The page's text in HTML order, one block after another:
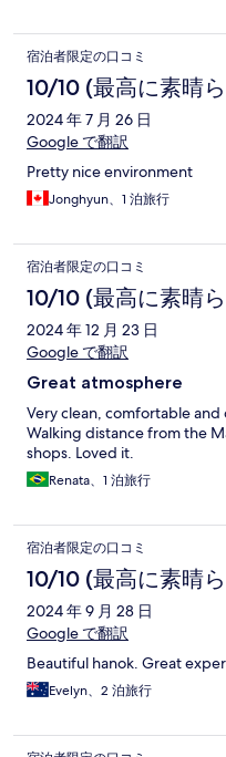
宿泊者限定の口コミ
10/10 (最高に素晴
2024 年 7 月 26 日
Google で翻訳
Pretty nice environment
Jonghyun、1 泊旅行
宿泊者限定の口コミ
10/10 (最高に素晴
2024 年 12 月 23 日
Google で翻訳
Great atmosphere
Very clean, comfortable and
Walking distance from the
shops. Loved it.
Renata、1 泊旅行
宿泊者限定の口コミ
10/10 (最高に素晴
2024 年 9 月 28 日
Google で翻訳
Beautiful hanok. Great
Evelyn、2 泊旅行